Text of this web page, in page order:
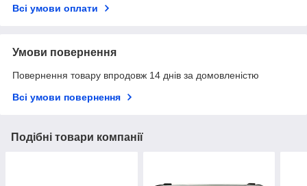
Всі умови оплати
Умови повернення
Повернення товару впродовж 14 днів за домовленістю
Всі умови повернення
Подібні товари компанії